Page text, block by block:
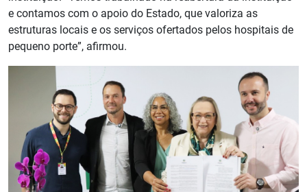
e contamos com o apoio do Estado, que valoriza as
estruturas locais e os serviços ofertados pelos hospitais de
pequeno porte”, afirmou.